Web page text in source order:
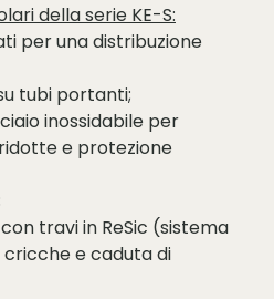
della serie KE-S:
per una distribuzione
tubi portanti;
inossidabile per
e protezione
travi in ReSic (sistema
cricche e caduta di